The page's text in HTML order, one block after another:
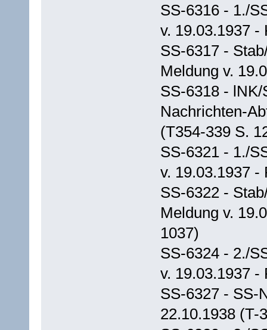
SS-6316 - 1./
v. 19.03.1937 -
SS-6317 -
Meldung v.
SS-6318 -
Nachrichten-
(T354-339 S.
SS-6321 - 1./
v. 19.03.1937 -
SS-6322 -
Meldung v.
1037)
SS-6324 - 2./
v. 19.03.1937 -
SS-6327 - SS-
22.10.1938 (T-